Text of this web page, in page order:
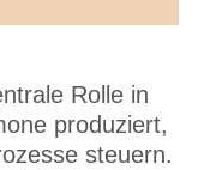
Rolle in
produziert,
steuern.